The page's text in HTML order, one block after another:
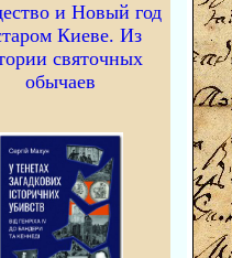
и Новый год
Киеве. Из
святочных
обычаев